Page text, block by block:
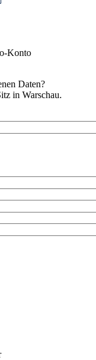
Konto
Daten?
in Warschau.